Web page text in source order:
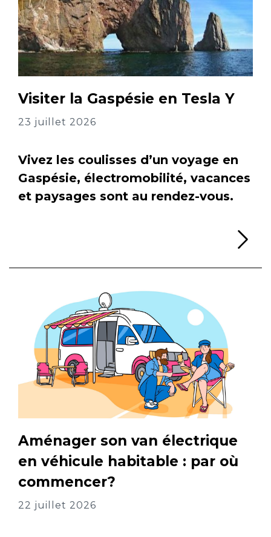
Visiter la Gaspésie en Tesla Y
23 juillet 2026
Vivez les coulisses d’un voyage en
Gaspésie, électromobilité, vacances
et paysages sont au rendez-vous.
Aménager son van électrique
en véhicule habitable : par où
commencer?
22 juillet 2026